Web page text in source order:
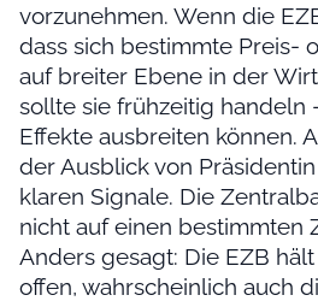
vorzunehmen. Wenn die
dass sich bestimmte Preis-
auf breiter Ebene in der
sollte sie frühzeitig handeln
Effekte ausbreiten können.
der Ausblick von
klaren Signale. Die
nicht auf einen bestimmten
Anders gesagt: Die EZB
offen, wahrscheinlich auch